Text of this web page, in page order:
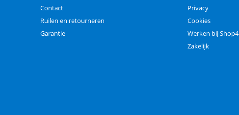
Contact
Ruilen en retourneren
Garantie
Privacy
Cookies
Werken bij Shop4
Zakelijk